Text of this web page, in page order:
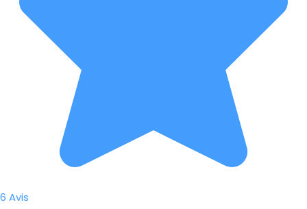
6 Avis